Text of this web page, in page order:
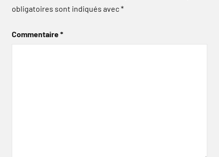
obligatoires sont indiqués avec*
Commentaire*